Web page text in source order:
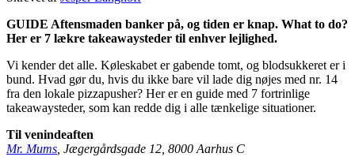
GUIDE Aftensmaden banker på, og tiden er knap. What to do?
Her er 7 lækre takeawaysteder til enhver lejlighed.
Vi kender det alle. Køleskabet er gabende tomt, og blodsukkeret er i
bund. Hvad gør du, hvis du ikke bare vil lade dig nøjes med nr. 14
fra den lokale pizzapusher? Her er en guide med 7 fortrinlige
takeawaysteder, som kan redde dig i alle tænkelige situationer.
Til venindeaften
Mr. Mums, Jægergårdsgade 12, 8000 Aarhus C